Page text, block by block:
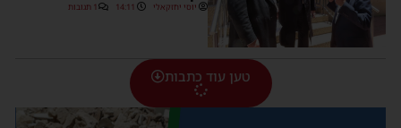
יוסי יחזקאלי 14:11 1 תגובות
טען עוד כתבות